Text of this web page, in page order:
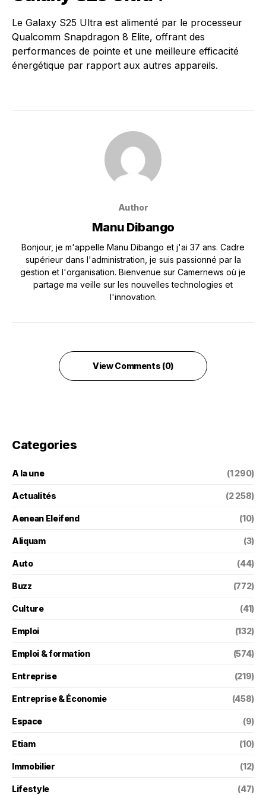
Le Galaxy S25 Ultra est alimenté par le processeur
Qualcomm Snapdragon 8 Elite, offrant des
performances de pointe et une meilleure efficacité
énergétique par rapport aux autres appareils.
Author
Manu Dibango
Bonjour, je m'appelle Manu Dibango et j'ai 37 ans. Cadre
supérieur dans l'administration, je suis passionné par la
gestion et l'organisation. Bienvenue sur Camernews où je
partage ma veille sur les nouvelles technologies et
l'innovation.
View Comments (0)
Categories
A la une (1 290)
Actualités (2 258)
Aenean Eleifend (10)
Aliquam (3)
Auto (44)
Buzz (772)
Culture (41)
Emploi (132)
Emploi & formation (574)
Entreprise (219)
Entreprise & Économie (458)
Espace (9)
Etiam (10)
Immobilier (12)
Lifestyle (47)